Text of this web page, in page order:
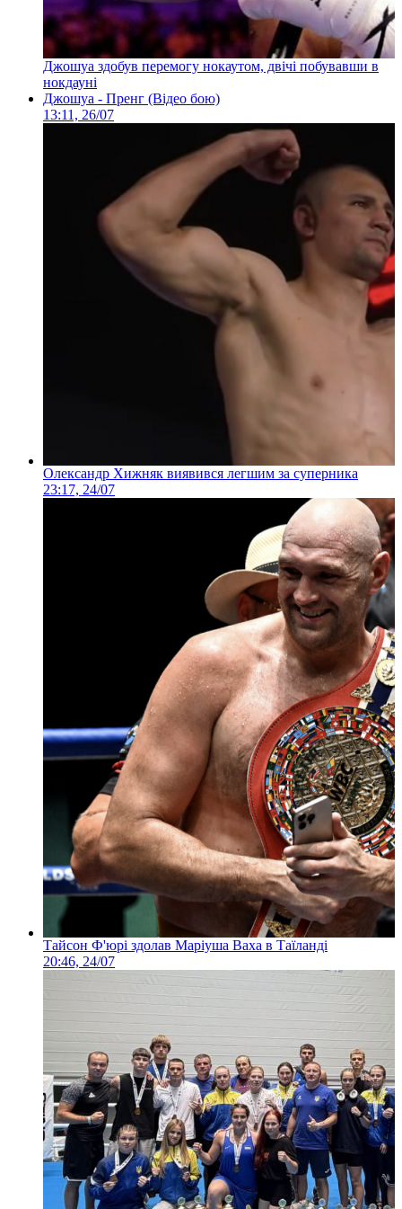
Джошуа здобув перемогу нокаутом, двічі побувавши в
нокдауні
Джошуа - Пренг (Відео бою)
13:11, 26/07
Олександр Хижняк виявився легшим за суперника
23:17, 24/07
Тайсон Ф'юрі здолав Маріуша Ваха в Таїланді
20:46, 24/07